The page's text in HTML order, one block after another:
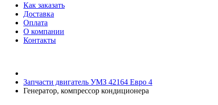
Как заказать
Доставка
Оплата
О компании
Контакты
Запчасти двигатель УМЗ 42164 Евро 4
Генератор, компрессор кондиционера